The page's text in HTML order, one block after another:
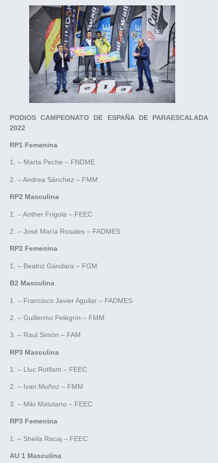
PODIOS CAMPEONATO DE ESPAÑA DE PARAESCALADA
2022
RP1 Femenina
1. – Marta Peche – FNDME
2. – Andrea Sánchez – FMM
RP2 Masculina
1. – Anther Frigola – FEEC
2. – José María Rosales – FADMES
RP2 Femenina
1. – Beatriz Gándara – FGM
B2 Masculina
1. – Francisco Javier Aguilar – FADMES
2. – Guillermo Pelegrín – FMM
3. – Raul Simón – FAM
RP3 Masculina
1. – Lluc Rotllant – FEEC
2. – Ivan Muñoz – FMM
3. – Miki Matutano – FEEC
RP3 Femenina
1. – Sheila Racaj – FEEC
AU 1 Masculina